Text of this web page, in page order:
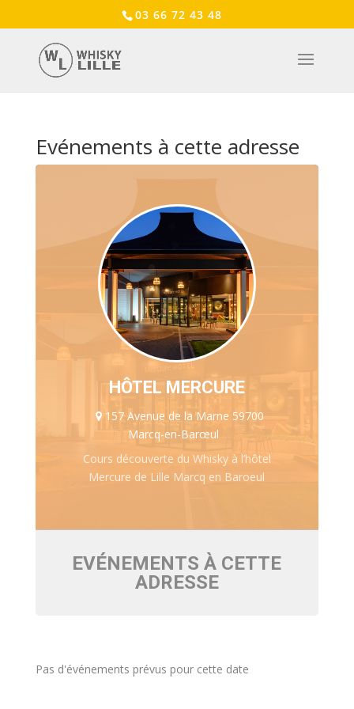
03 66 72 43 48
Evénements à cette adresse
HÔTEL MERCURE
157 Avenue de la Marne 59700
Marcq-en-Barœul
Cours découverte du Whisky à l’hôtel
Mercure de Lille Marcq en Baroeul
EVÉNEMENTS À CETTE
ADRESSE
Pas d'événements prévus pour cette date